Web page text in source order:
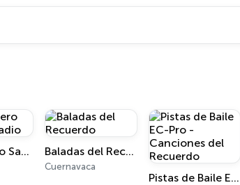
Viejitas pero Sabrosas Radio Baladas del Recuerdo
Cuernavaca
Pistas de Baile EC-Pro - Canciones del Recuerdo